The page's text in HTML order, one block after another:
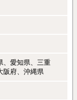
、愛知県、三重
阪府、沖縄県